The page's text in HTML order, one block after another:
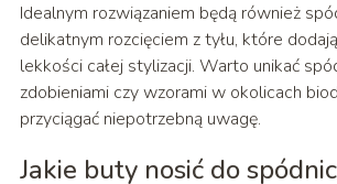
Idealnym rozwiązaniem będą również
delikatnym rozcięciem z tyłu, które
lekkości całej stylizacji. Warto unikać
zdobieniami czy wzorami w okolicach
przyciągać niepotrzebną uwagę.
Jakie buty nosić do